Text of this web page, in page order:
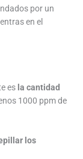
por un
en el
es la cantidad
1000 ppm de
los